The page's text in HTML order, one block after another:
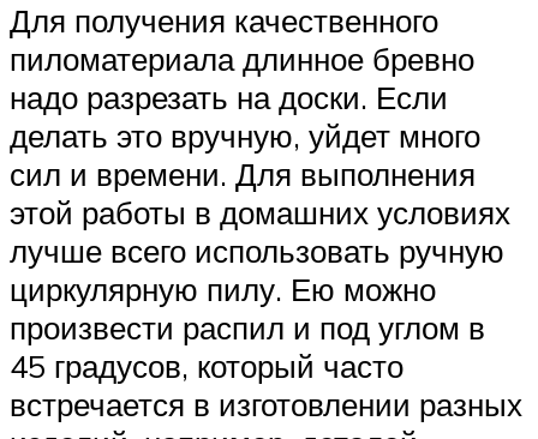
Для получения качественного
пиломатериала длинное бревно
надо разрезать на доски. Если
делать это вручную, уйдет много
сил и времени. Для выполнения
этой работы в домашних условиях
лучше всего использовать ручную
циркулярную пилу. Ею можно
произвести распил и под углом в
45 градусов, который часто
встречается в изготовлении разных